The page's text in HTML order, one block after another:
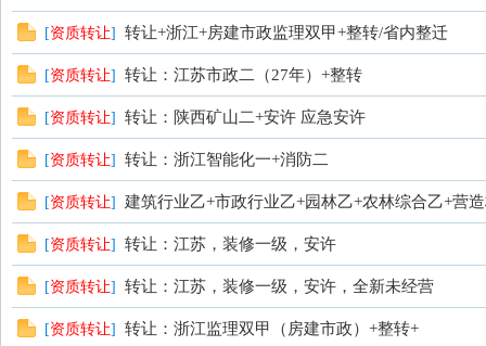
[资质转让] 转让+浙江+房建市政监理双甲+整转/省内整迁
[资质转让] 转让：江苏市政二（27年）+整转
[资质转让] 转让：陕西矿山二+安许 应急安许
[资质转让] 转让：浙江智能化一+消防二
[资质转让] 建筑行业乙+市政行业乙+园林乙+农林综合乙+营
[资质转让] 转让：江苏，装修一级，安许
[资质转让] 转让：江苏，装修一级，安许，全新未经营
[资质转让] 转让：浙江监理双甲（房建市政）+整转+